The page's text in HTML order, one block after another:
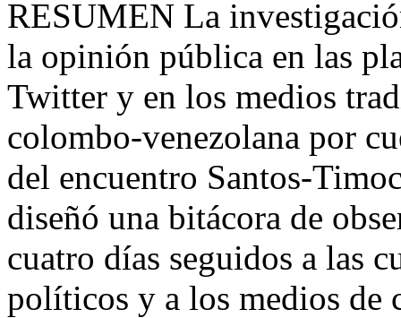
RESUMEN La
la opinión pública en las
Twitter y en los medios
colombo-venezolana por
del encuentro Santos-
diseñó una bitácora de
cuatro días seguidos a las
políticos y a los medios de